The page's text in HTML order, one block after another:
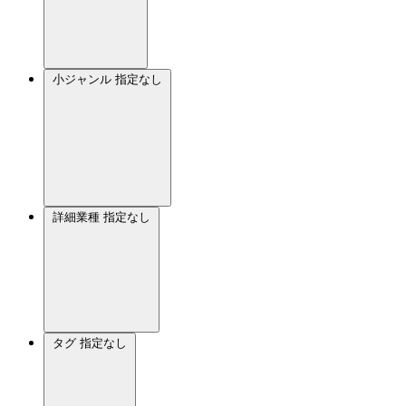
小ジャンル 指定なし
詳細業種 指定なし
タグ 指定なし